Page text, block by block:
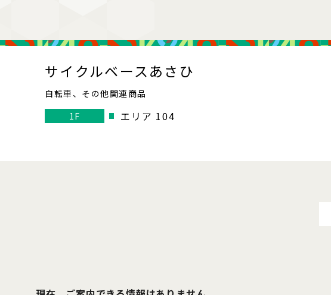
サイクルベースあさひ
自転車、その他関連商品
1F
エリア 104